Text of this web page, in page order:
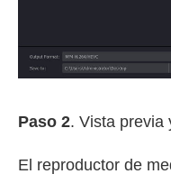
Paso 2. Vista previa
El reproductor de